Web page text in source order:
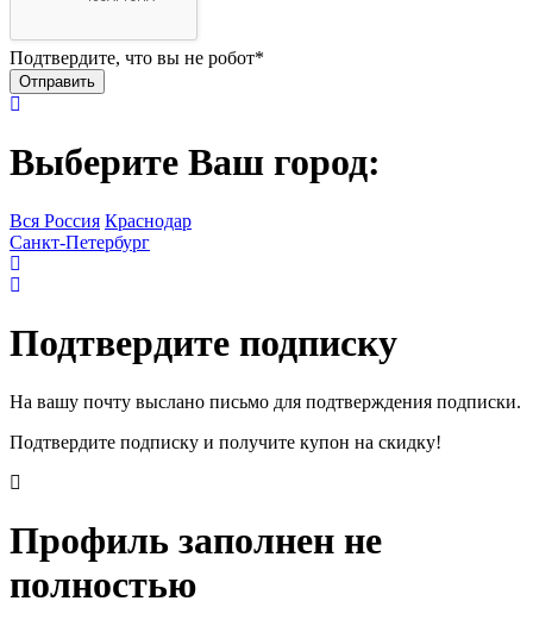
Подтвердите, что вы не робот*
Выберите Ваш город:
Вся Россия Краснодар
Санкт-Петербург
Подтвердите подписку
На вашу почту выслано письмо для подтверждения подписки.
Подтвердите подписку и получите купон на скидку!
Профиль заполнен не
полностью